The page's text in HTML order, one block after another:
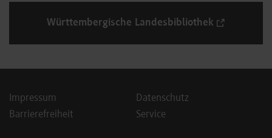
Württembergische Landesbibliothek
Impressum
Datenschutz
Barrierefreiheit
Service